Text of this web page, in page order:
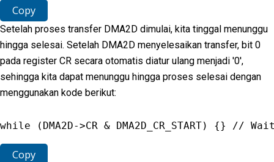
Copy
Setelah proses transfer DMA2D dimulai, kita tinggal menunggu
hingga selesai. Setelah DMA2D menyelesaikan transfer, bit 0
pada register CR secara otomatis diatur ulang menjadi '0',
sehingga kita dapat menunggu hingga proses selesai dengan
menggunakan kode berikut:
while ( DMA2D->CR & DMA2D_CR_START) {} //
Copy